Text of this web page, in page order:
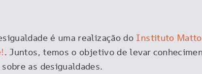
é uma realização do Instituto
. Juntos, temos o objetivo de levar
as desigualdades.